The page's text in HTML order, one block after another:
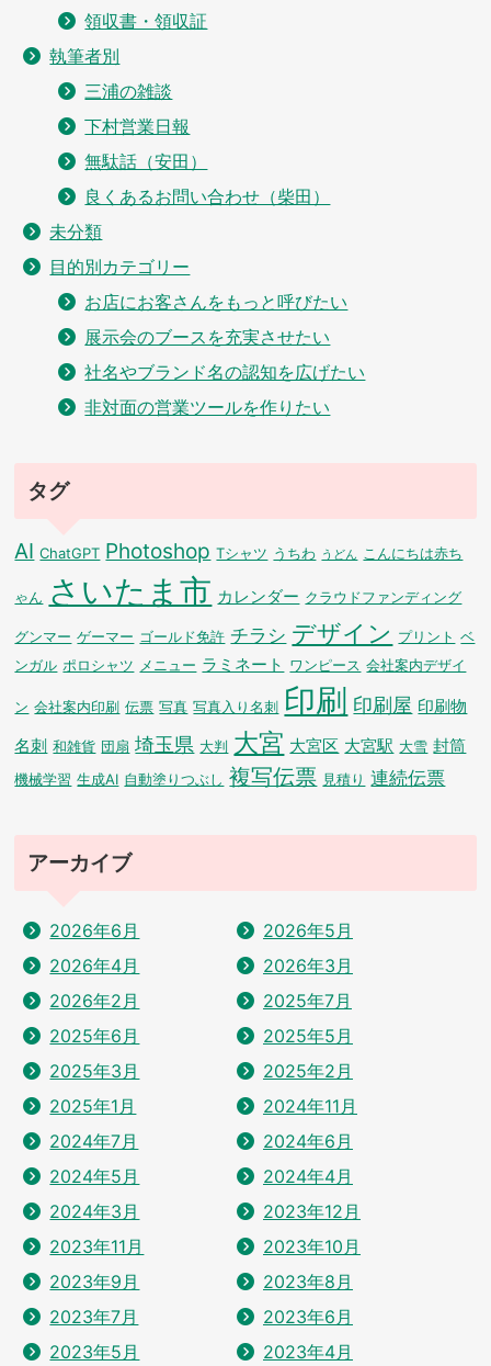
領収書・領収証
執筆者別
三浦の雑談
下村営業日報
無駄話（安田）
良くあるお問い合わせ（柴田）
未分類
目的別カテゴリー
お店にお客さんをもっと呼びたい
展示会のブースを充実させたい
社名やブランド名の認知を広げたい
非対面の営業ツールを作りたい
タグ
AI ChatGPT Photoshop Tシャツ うちわ うどん こんにちは赤ち
ゃん さいたま市 カレンダー クラウドファンディング
グンマー ゲーマー ゴールド免許 チラシ デザイン プリント ベ
ンガル ポロシャツ メニュー ラミネート ワンピース 会社案内デザイ
ン 会社案内印刷 伝票 写真 写真入り名刺 印刷 印刷屋 印刷物
名刺 和雑貨 団扇 埼玉県 大判 大宮 大宮区 大宮駅 大雪 封筒
機械学習 生成AI 自動塗りつぶし 複写伝票 見積り 連続伝票
アーカイブ
2026年6月
2026年5月
2026年4月
2026年3月
2026年2月
2025年7月
2025年6月
2025年5月
2025年3月
2025年2月
2025年1月
2024年11月
2024年7月
2024年6月
2024年5月
2024年4月
2024年3月
2023年12月
2023年11月
2023年10月
2023年9月
2023年8月
2023年7月
2023年6月
2023年5月
2023年4月